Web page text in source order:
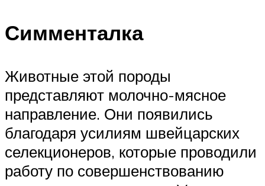
Симменталка
Животные этой породы
представляют молочно-мясное
направление. Они появились
благодаря усилиям швейцарских
селекционеров, которые проводили
работу по совершенствованию